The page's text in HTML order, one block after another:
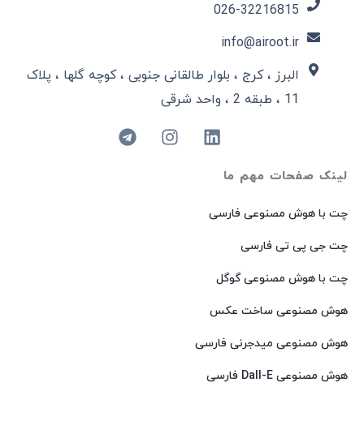
لینک صفحات مهم ما
چت با هوش مصنوعی فارسی
چت جی پی تی فارسی
چت با هوش مصنوعی گوگل
هوش مصنوعی ساخت عکس
هوش مصنوعی میدجرنی فارسی
هوش مصنوعی Dall-E فارسی
026-32216815​
info@airoot.ir
البرز ، کرج ، بلوار طالقانی جنوبی ، کوچه گلها ، پلاک
11 ، طبقه 2 ، واحد شرقی